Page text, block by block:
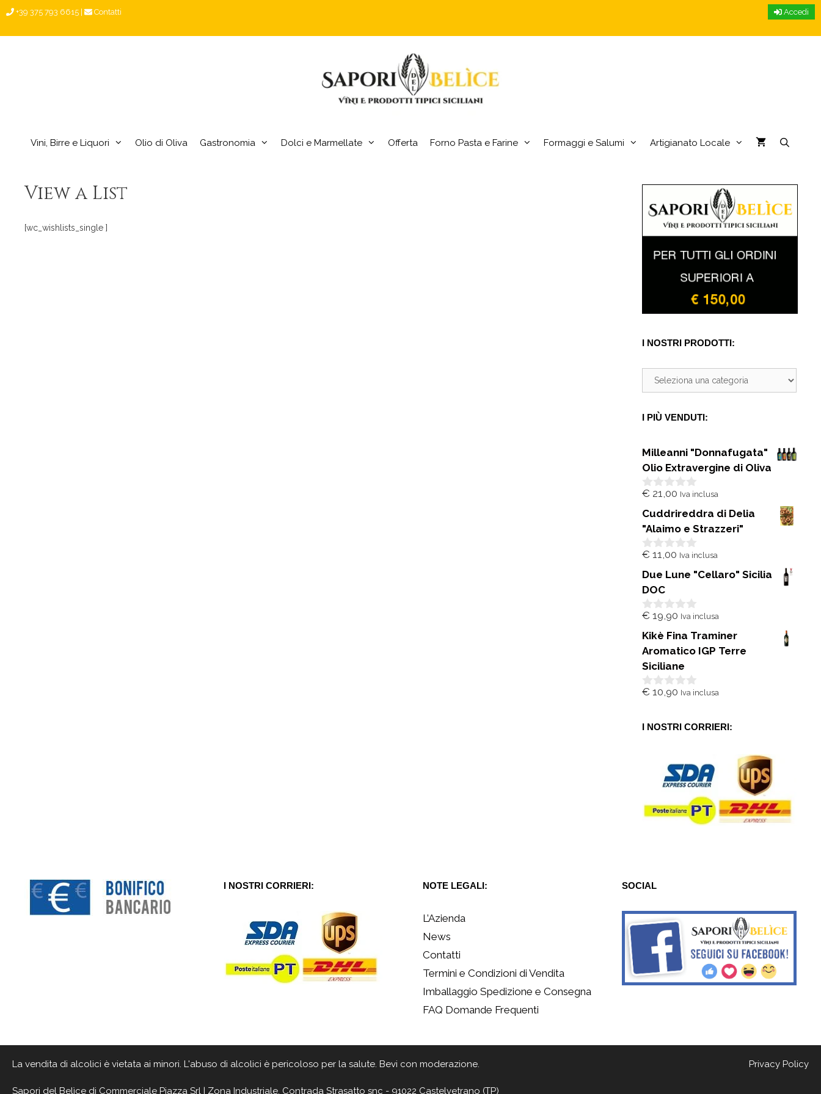
Accedi
+39 375 793 6615 Contatti
Vini, Birre e Liquori Olio di Oliva Gastronomia Dolci e Marmellate Offerta Forno Pasta e Farine Formaggi e Salumi Artigianato Locale
View a List
[wc_wishlists_single ]
I NOSTRI PRODOTTI:
I PIÙ VENDUTI:
Milleanni "Donnafugata"
Olio Extravergine di Oliva
0
u
5
€ 21,00 Iva inclusa
Cuddrireddra di Delia
"Alaimo e Strazzeri"
0
u
5
€ 11,00 Iva inclusa
Due Lune "Cellaro" Sicilia
DOC
0
u
5
€ 19,90 Iva inclusa
Kikè Fina Traminer
Aromatico IGP Terre
Siciliane
0
5
€ 10,90 Iva inclusa
I NOSTRI CORRIERI:
I NOSTRI CORRIERI: NOTE LEGALI:
L’Azienda
News
Contatti
Termini e Condizioni di Vendita
Imballaggio Spedizione e Consegna
FAQ Domande Frequenti
SOCIAL
Privacy Policy
La vendita di alcolici è vietata ai minori. L'abuso di alcolici è pericoloso per la salute. Bevi con moderazione.
Sapori del Belìce di Commerciale Piazza Srl | Zona Industriale, Contrada Strasatto snc - 91022 Castelvetrano (TP)